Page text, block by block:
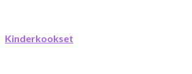
Kinderkookset